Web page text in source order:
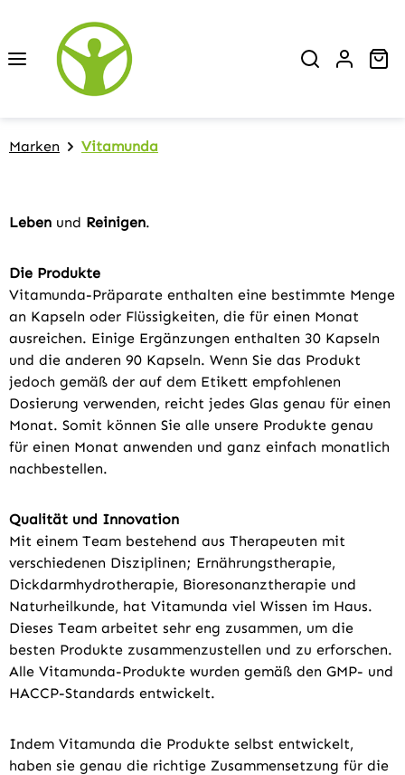
Zum Hauptinhalt springen
Marken Vitamunda
Leben und Reinigen.
Die Produkte
Vitamunda-Präparate enthalten eine bestimmte Menge
an Kapseln oder Flüssigkeiten, die für einen Monat
ausreichen. Einige Ergänzungen enthalten 30 Kapseln
und die anderen 90 Kapseln. Wenn Sie das Produkt
jedoch gemäß der auf dem Etikett empfohlenen
Dosierung verwenden, reicht jedes Glas genau für einen
Monat. Somit können Sie alle unsere Produkte genau
für einen Monat anwenden und ganz einfach monatlich
nachbestellen.
Qualität und Innovation
Mit einem Team bestehend aus Therapeuten mit
verschiedenen Disziplinen; Ernährungstherapie,
Dickdarmhydrotherapie, Bioresonanztherapie und
Naturheilkunde, hat Vitamunda viel Wissen im Haus.
Dieses Team arbeitet sehr eng zusammen, um die
besten Produkte zusammenzustellen und zu erforschen.
Alle Vitamunda-Produkte wurden gemäß den GMP- und
HACCP-Standards entwickelt.
Indem Vitamunda die Produkte selbst entwickelt,
haben sie genau die richtige Zusammensetzung für die